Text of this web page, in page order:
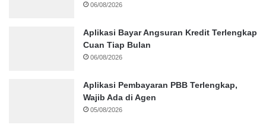
06/08/2026
Aplikasi Bayar Angsuran Kredit Terlengkap
Cuan Tiap Bulan
06/08/2026
Aplikasi Pembayaran PBB Terlengkap,
Wajib Ada di Agen
05/08/2026